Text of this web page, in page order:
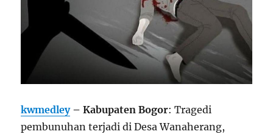
kwmedley– Kabupaten Bogor: Tragedi
pembunuhan terjadi di Desa Wanaherang,